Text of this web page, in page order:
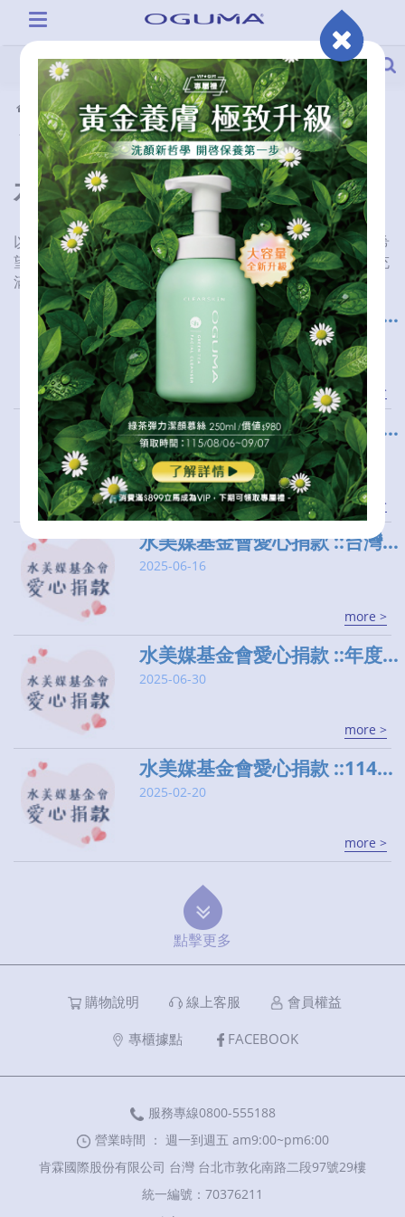
認識水美媒
基金會
品牌故事
企業沿革 基金會
水美媒社會福利慈善基金會
以「愛」做為回饋社會的動力，透過社會公益慈善活動，希
望將更多美麗的愛心及感恩，傳遞給最需要的人，讓世界充
滿關懷及溫暖。
水美媒基金會愛心捐款 ::年度工作計畫∣經費預算∣工作報告∣四大報表::
2026-06-04
more >
水美媒基金會愛心捐款 ::義光育幼院::
2025-08-22
more >
水美媒基金會愛心捐款 ::台灣導盲犬協會::
2025-06-16
more >
水美媒基金會愛心捐款 ::年度工作計畫∣經費預算∣工作報告∣四大報表::
2025-06-30
more >
水美媒基金會愛心捐款 ::114年度工作計畫書::經費預算
2025-02-20
more >
點擊更多
購物說明 線上客服 會員權益
專櫃據點 FACEBOOK
服務專線0800-555188
營業時間 ： 週一到週五 am9:00~pm6:00
肯霖國際股份有限公司 台灣 台北市敦化南路二段97號29樓
統一編號：70376211